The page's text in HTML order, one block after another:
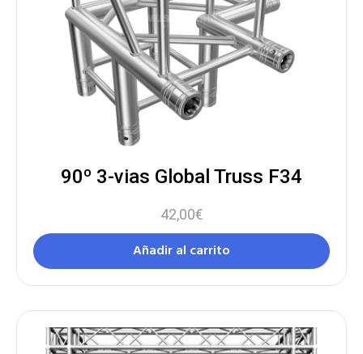
90º 3-vias Global Truss F34
42,00€
Añadir al carrito